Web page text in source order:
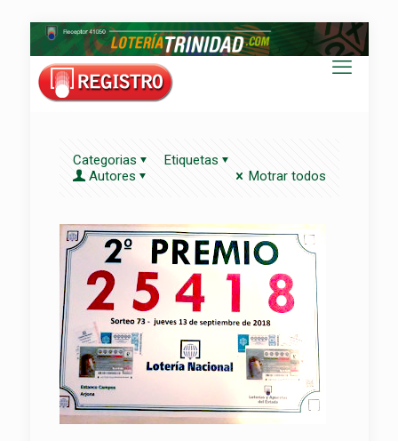
Categorias
Etiquetas
Autores
Motrar todos